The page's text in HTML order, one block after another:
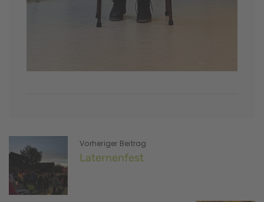
Vorheriger Beitrag
Laternenfest